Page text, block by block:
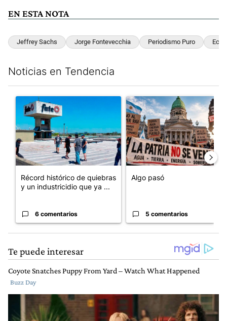
EN ESTA NOTA
Jeffrey Sachs Jorge Fontevecchia Periodismo Puro
Noticias en Tendencia
Un artículo de tendencia con el título "Récord histórico de
Récord histórico de quiebras
y un industricidio que ya ...
6 comentarios
Un artículo de tendencia con
Algo pasó
5 comentarios